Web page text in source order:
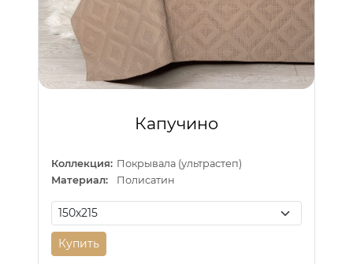
Капучино
Коллекция: Покрывала (ультрастеп)
Материал:
Полисатин
Купить